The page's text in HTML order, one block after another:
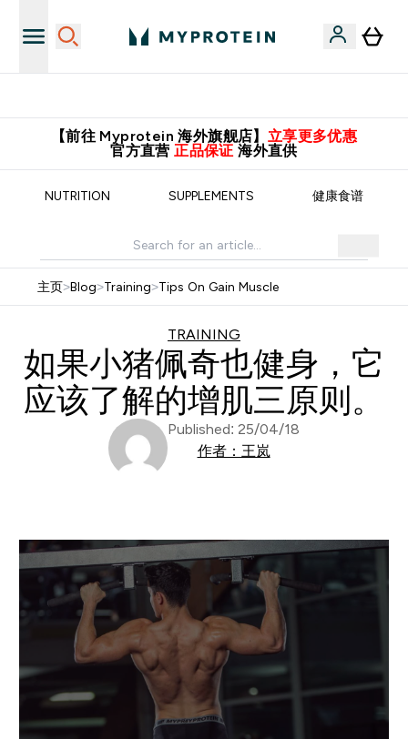
【前往 Myprotein 海外旗舰店】 立享更多优惠
官方直营 正品保证 海外直供
NUTRITION SUPPLEMENTS 健康食谱
主页>Blog>Training>Tips On Gain Muscle
TRAINING
如果小猪佩奇也健身，它
应该了解的增肌三原则。
Published: 25/04/18
作者：王岚